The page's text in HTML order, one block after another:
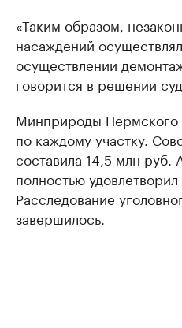
«Таким образом,
насаждений
осуществлении
говорится в решении
Минприроды Пермского
по каждому участку.
составила 14,5 млн руб.
полностью
Расследование
завершилось.